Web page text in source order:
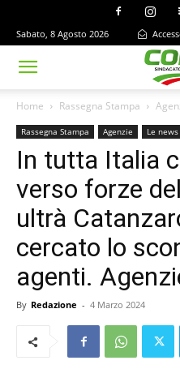
Sabato, 8 Agosto 2026
Home Rassegna Stampa
Rassegna Stampa Agenzie Le
In tutta Italia
verso forze
ultrà
cercato lo
agenti.
By Redazione - 4 Marzo 2024